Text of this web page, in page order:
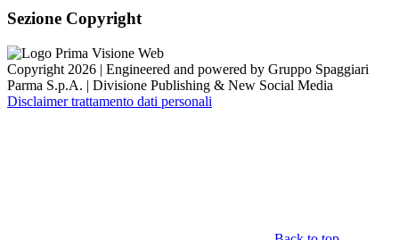
Sezione Copyright
Copyright 2026 | Engineered and powered by Gruppo Spaggiari
Parma S.p.A. | Divisione Publishing & New Social Media
Disclaimer trattamento dati personali